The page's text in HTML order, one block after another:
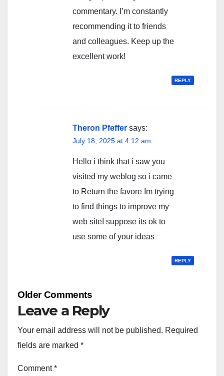
commentary. I’m constantly
recommending it to friends
and colleagues. Keep up the
excellent work!
REPLY
Theron Pfeffer says:
July 18, 2025 at 4:12 am
Hello i think that i saw you
visited my weblog so i came
to Return the favore Im trying
to find things to improve my
web siteI suppose its ok to
use some of your ideas
REPLY
Comment
Older Comments
Leave a Reply
Your email address will not be published. Required
fields are marked *
Comment*